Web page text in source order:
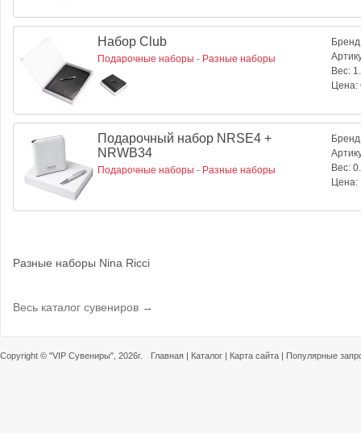
Набор Club
Подарочные наборы - Разные наборы
Вес:
Цена:
Подарочный набор NRSE4 +
NRWB34
Подарочные наборы - Разные наборы
Вес:
Цена:
Разные наборы Nina Ricci
Весь каталог сувениров →
Copyright © "VIP Сувениры" , 2026г. Главная | Каталог | Карта сайта | Популярные